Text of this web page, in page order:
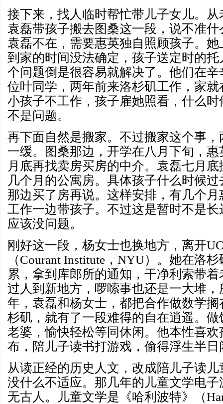
接下来，找人临时帮忙带儿子女儿。
袁磊带孩子搬去图桑这一段，说不准
袁磊不在，需要惠英独自照顾孩子。
到家的时间没法确定，孩子送定时的
个问题倒是很容易就解决了。他们在
位叶同学，两年前来洛杉矶工作，家
小孩子不工作，孩子雇她照看，什么
不是问题。
再下面自然是搬家。不过搬家这个事
一缓。图桑那边，开学在八月下旬，
月底再找卖房买房的中介。袁磊七月
几个月的公寓房。具体孩子什么时候
那边买了房再说。这样安排，有几个
工作一边带孩子。不过这是暂时不是
应该没问题。
刚好这一段，杨女士也换地方，离开
（Courant Institute ， NYU）。她在洛
累，拿到库郎所的通知，干净利索带
过人到新地方，啰嗦事也还是一大堆
年，袁磊和杨女士，都把合作做数学
杉矶，就有了一段难得的自在逍遥。
老婆，愉快轻松等同休闲。他本性喜
布，陪儿子读书打游戏，偷得浮生半
从读正经的历史人文，改成陪儿子读
没什么不适应。那几年的儿童文学电
无古人。儿童文学是《哈利波特》（